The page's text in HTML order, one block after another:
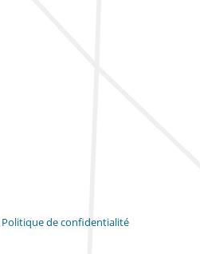
Politique de confidentialité